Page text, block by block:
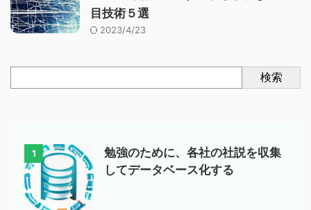
目技術５選
2023/4/23
検索
1
勉強のために、各社の社説を収集
してデータベース化する